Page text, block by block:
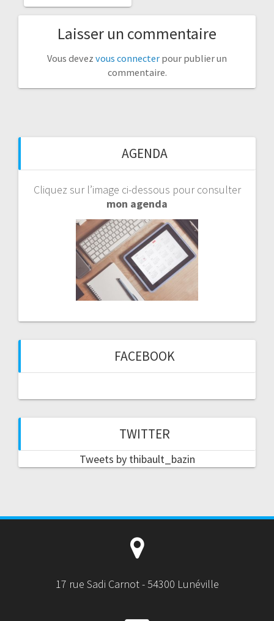
Laisser un commentaire
Vous devez vous connecter pour publier un
commentaire.
AGENDA
Cliquez sur l’image ci-dessous pour consulter
mon agenda
FACEBOOK
TWITTER
Tweets by thibault_bazin
17 rue Sadi Carnot - 54300 Lunéville